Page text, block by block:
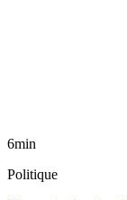
6min
Politique